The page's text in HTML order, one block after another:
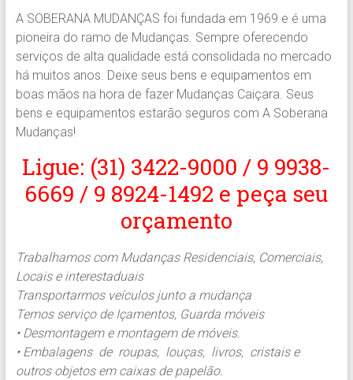
é
com
A
Soberana
Içamentos.
A SOBERANA MUDANÇAS foi fundada em 1969 e é uma
pioneira do ramo de Mudanças. Sempre oferecendo
serviços de alta qualidade está consolidada no mercado
há muitos anos. Deixe seus bens e equipamentos em
boas mãos na hora de fazer Mudanças Caiçara. Seus
bens e equipamentos estarão seguros com A Soberana
Mudanças!
Ligue: (31) 3422-9000 / 9 9938-
6669 / 9 8924-1492 e peça seu
orçamento
Trabalhamos com Mudanças Residenciais, Comerciais,
Locais e interestaduais
Transportarmos veículos junto a mudança
Temos serviço de Içamentos, Guarda móveis
• Desmontagem e montagem de móveis.
• Embalagens de roupas, louças, livros, cristais e
outros objetos em caixas de papelão.